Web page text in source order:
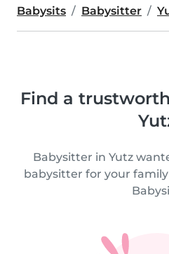
Babysits Babysitter
Find a
Babysitter in Yutz
babysitter for your